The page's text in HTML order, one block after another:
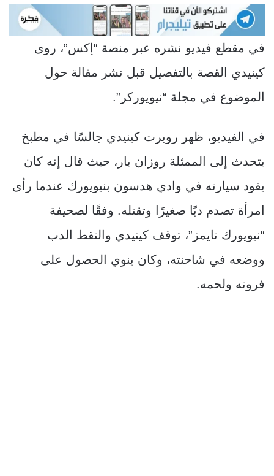
في مقطع فيديو نشره عبر منصة “إكس”، روى
كينيدي القصة بالتفصيل قبل نشر مقالة حول
الموضوع في مجلة “نيويوركر”.
في الفيديو، ظهر روبرت كينيدي جالسًا في مطبخ
يتحدث إلى الممثلة روزان بار، حيث قال إنه كان
يقود سيارته في وادي هدسون بنيويورك عندما رأى
امرأة تصدم دبًا صغيرًا وتقتله. وفقًا لصحيفة
“نيويورك تايمز”، توقف كينيدي والتقط الدب
ووضعه في شاحنته، وكان ينوي الحصول على
فروته ولحمه.